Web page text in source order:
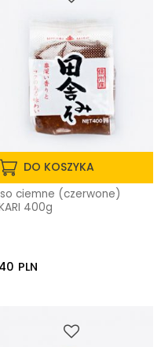
DO KOSZYKA
ciemne (czerwone)
400g
PLN